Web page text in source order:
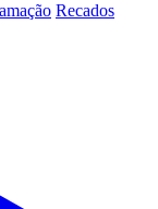
Recados